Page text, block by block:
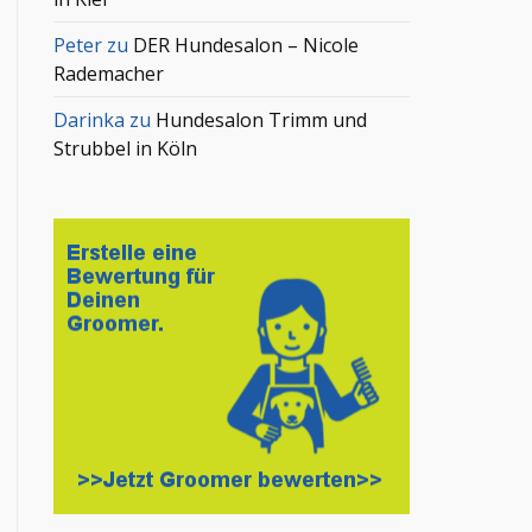
Peter zu DER Hundesalon – Nicole
Rademacher
Darinka zu Hundesalon Trimm und
Strubbel in Köln